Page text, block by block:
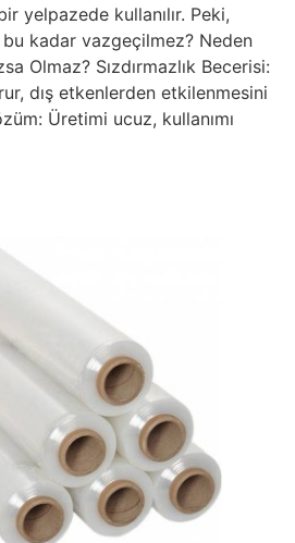
yelpazede kullanılır. Peki,
kadar vazgeçilmez? Neden
Olmaz? Sızdırmazlık Becerisi:
dış etkenlerden etkilenmesini
Üretimi ucuz, kullanımı